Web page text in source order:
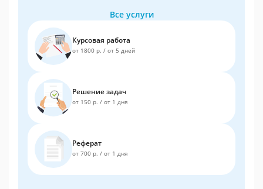
Все услуги
Курсовая работа
от 1800 р. / от 5 дней
Решение задач
от 150 р. / от 1 дня
Реферат
от 700 р. / от 1 дня